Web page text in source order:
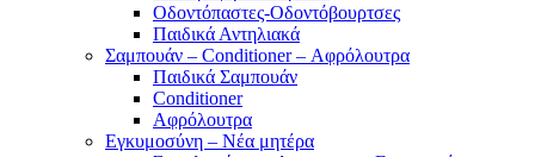
Οδοντόπαστες-Οδοντόβουρτσες
Παιδικά Αντηλιακά
Σαμπουάν – Conditioner – Αφρόλουτρα
Παιδικά Σαμπουάν
Conditioner
Αφρόλουτρα
Εγκυμοσύνη – Νέα μητέρα